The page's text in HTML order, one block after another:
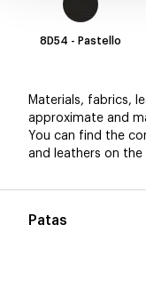
8D54 - Pastello
Materials, fabrics,
approximate and
You can find the
and leathers on
Patas